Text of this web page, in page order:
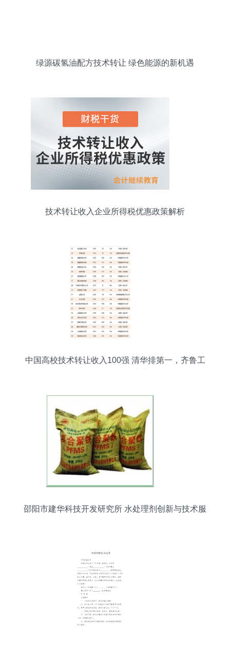
绿源碳氢油配方技术转让 绿色能源的新机遇
技术转让收入企业所得税优惠政策解析
中国高校技术转让收入100强 清华排第一，齐鲁工
邵阳市建华科技开发研究所 水处理剂创新与技术服